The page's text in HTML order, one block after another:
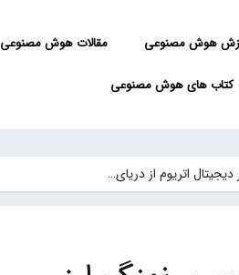
هوش مصنوعی مقالات هوش مصنوعی
کتاب های هوش مصنوعی